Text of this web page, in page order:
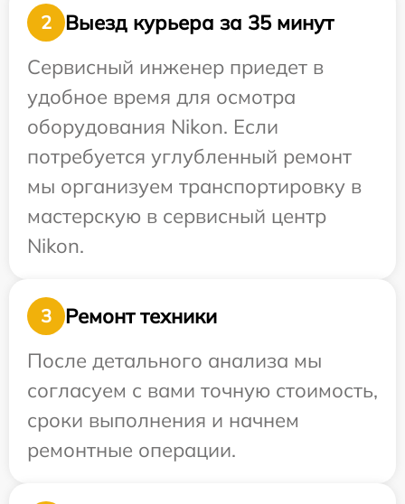
2
Выезд курьера за 35 минут
Сервисный инженер приедет в
удобное время для осмотра
оборудования Nikon. Если
потребуется углубленный ремонт
мы организуем транспортировку в
мастерскую в сервисный центр
Nikon.
3
Ремонт техники
После детального анализа мы
согласуем с вами точную стоимость,
сроки выполнения и начнем
ремонтные операции.